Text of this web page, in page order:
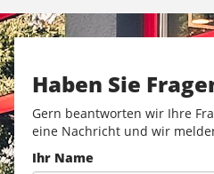
Haben Sie
Gern beantworten wir Ihre
eine Nachricht und wir
Ihr Name